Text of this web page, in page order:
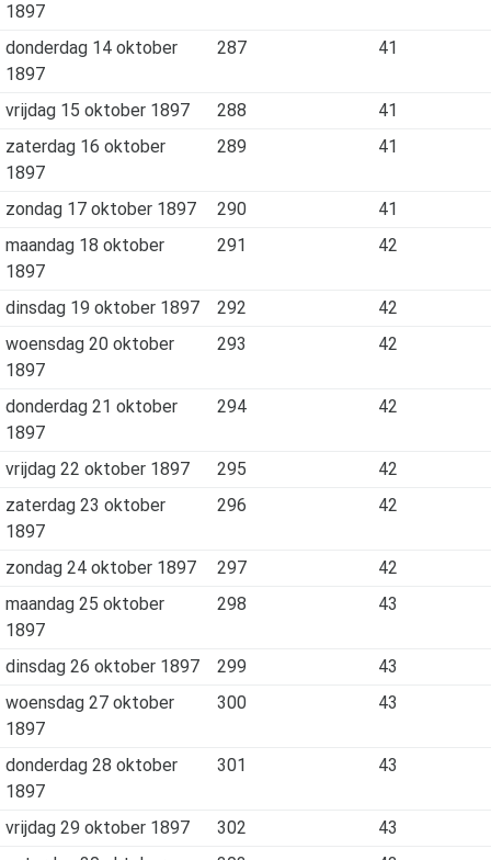
1897
donderdag 14 oktober
1897
287 41
vrijdag 15 oktober 1897 288
41
zaterdag 16 oktober
1897
289 41
zondag 17 oktober 1897 290
41
maandag 18 oktober
1897
291 42
dinsdag 19 oktober 1897 292
42
woensdag 20 oktober
1897
293 42
donderdag 21 oktober
1897
294 42
vrijdag 22 oktober 1897 295
42
zaterdag 23 oktober
1897
296 42
zondag 24 oktober 1897 297
42
maandag 25 oktober
1897
298 43
dinsdag 26 oktober 1897 299
43
woensdag 27 oktober
1897
300 43
donderdag 28 oktober
1897
301 43
vrijdag 29 oktober 1897 302
43